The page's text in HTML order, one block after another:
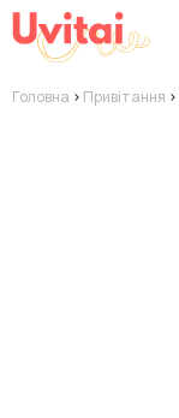
Головна > Привітання >